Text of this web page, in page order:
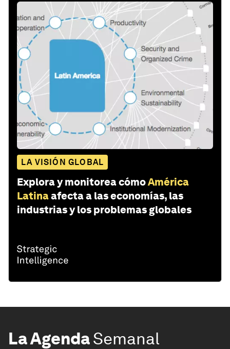
LA VISIÓN GLOBAL
Explora y monitorea cómoAmérica
Latinaafecta a las economías, las
industrias y los problemas globales
La AgendaSemanal